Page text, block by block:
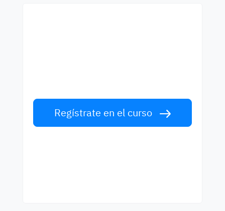
Regístrate en el curso